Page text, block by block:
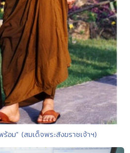
ร้อม" (สมเด็จพระสังฆราชเจ้าฯ)